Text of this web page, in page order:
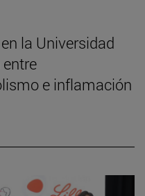
la Universidad
e inflamación